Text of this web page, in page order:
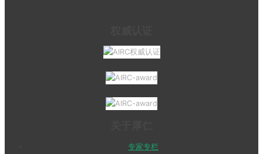
专家专栏